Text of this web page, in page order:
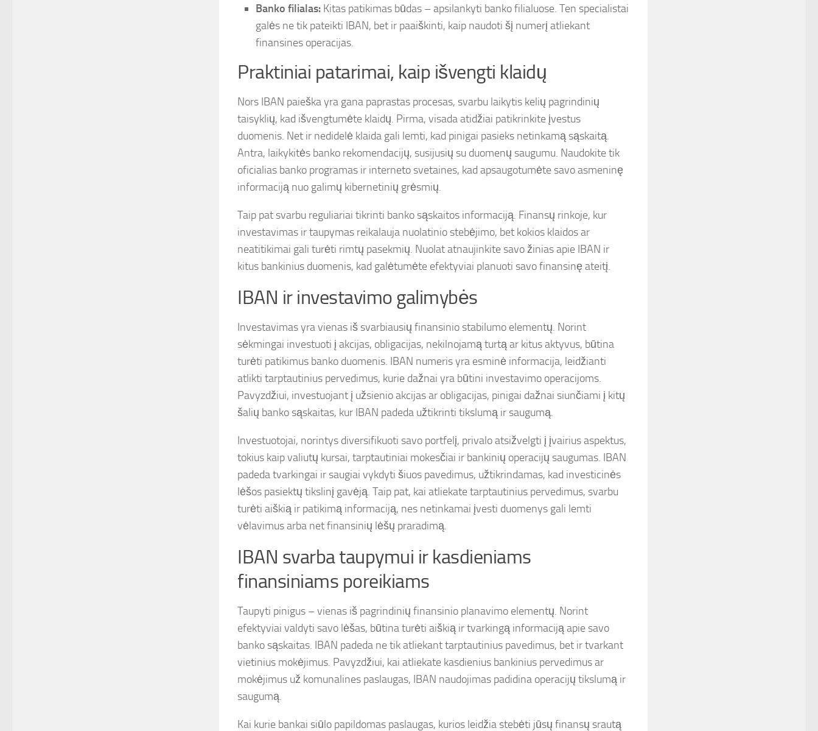
Banko filialas: Kitas patikimas būdas – apsilankyti banko filialuose. Ten specialistai
galės ne tik pateikti IBAN, bet ir paaiškinti, kaip naudoti šį numerį atliekant
finansines operacijas.
Praktiniai patarimai, kaip išvengti klaidų
Nors IBAN paieška yra gana paprastas procesas, svarbu laikytis kelių pagrindinių
taisyklių, kad išvengtumėte klaidų. Pirma, visada atidžiai patikrinkite įvestus
duomenis. Net ir nedidelė klaida gali lemti, kad pinigai pasieks netinkamą sąskaitą.
Antra, laikykitės banko rekomendacijų, susijusių su duomenų saugumu. Naudokite tik
oficialias banko programas ir interneto svetaines, kad apsaugotumėte savo asmeninę
informaciją nuo galimų kibernetinių grėsmių.
Taip pat svarbu reguliariai tikrinti banko sąskaitos informaciją. Finansų rinkoje, kur
investavimas ir taupymas reikalauja nuolatinio stebėjimo, bet kokios klaidos ar
neatitikimai gali turėti rimtų pasekmių. Nuolat atnaujinkite savo žinias apie IBAN ir
kitus bankinius duomenis, kad galėtumėte efektyviai planuoti savo finansinę ateitį.
IBAN ir investavimo galimybės
Investavimas yra vienas iš svarbiausių finansinio stabilumo elementų. Norint
sėkmingai investuoti į akcijas, obligacijas, nekilnojamą turtą ar kitus aktyvus, būtina
turėti patikimus banko duomenis. IBAN numeris yra esminė informacija, leidžianti
atlikti tarptautinius pervedimus, kurie dažnai yra būtini investavimo operacijoms.
Pavyzdžiui, investuojant į užsienio akcijas ar obligacijas, pinigai dažnai siunčiami į kitų
šalių banko sąskaitas, kur IBAN padeda užtikrinti tikslumą ir saugumą.
Investuotojai, norintys diversifikuoti savo portfelį, privalo atsižvelgti į įvairius aspektus,
tokius kaip valiutų kursai, tarptautiniai mokesčiai ir bankinių operacijų saugumas. IBAN
padeda tvarkingai ir saugiai vykdyti šiuos pavedimus, užtikrindamas, kad investicinės
lėšos pasiektų tikslinį gavėją. Taip pat, kai atliekate tarptautinius pervedimus, svarbu
turėti aiškią ir patikimą informaciją, nes netinkamai įvesti duomenys gali lemti
vėlavimus arba net finansinių lėšų praradimą.
IBAN svarba taupymui ir kasdieniams
finansiniams poreikiams
Taupyti pinigus – vienas iš pagrindinių finansinio planavimo elementų. Norint
efektyviai valdyti savo lėšas, būtina turėti aiškią ir tvarkingą informaciją apie savo
banko sąskaitas. IBAN padeda ne tik atliekant tarptautinius pavedimus, bet ir tvarkant
vietinius mokėjimus. Pavyzdžiui, kai atliekate kasdienius bankinius pervedimus ar
mokėjimus už komunalines paslaugas, IBAN naudojimas padidina operacijų tikslumą ir
saugumą.
Kai kurie bankai siūlo papildomas paslaugas, kurios leidžia stebėti jūsų finansų srautą